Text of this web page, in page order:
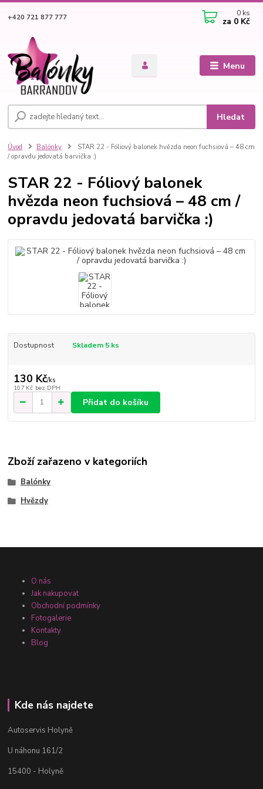
Menu
Hledat
+420 721 877 777 0 ks
za 0 Kč
Úvod Balónky
STAR 22 - Fóliový balonek hvězda neon fuchsiová – 48 cm
/ opravdu jedovatá barvička :)
STAR 22 - Fóliový balonek
hvězda neon fuchsiová – 48 cm /
opravdu jedovatá barvička :)
Dostupnost Skladem 5 ks
130 Kč/ks
107 Kč bez DPH
Přidat do košíku
Zboží zařazeno v kategoriích
Balónky
Hvězdy
O nás
Jak nakupovat
Obchodní podmínky
Fotogalerie
Kontakty
Blog
Kde nás najdete
Autoservis Holyně
U náhonu 161/2
15400 - Holyně